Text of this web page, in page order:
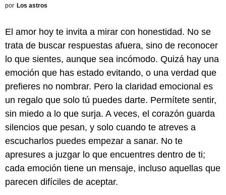
por Los astros
El amor hoy te invita a mirar con honestidad. No se
trata de buscar respuestas afuera, sino de reconocer
lo que sientes, aunque sea incómodo. Quizá hay una
emoción que has estado evitando, o una verdad que
prefieres no nombrar. Pero la claridad emocional es
un regalo que solo tú puedes darte. Permítete sentir,
sin miedo a lo que surja. A veces, el corazón guarda
silencios que pesan, y solo cuando te atreves a
escucharlos puedes empezar a sanar. No te
apresures a juzgar lo que encuentres dentro de ti;
cada emoción tiene un mensaje, incluso aquellas que
parecen difíciles de aceptar.